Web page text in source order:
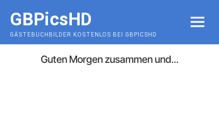
content
GBPicsHD
GÄSTEBUCHBILDER KOSTENLOS BEI GBPICSHD
MENU
Guten Morgen zusammen und...